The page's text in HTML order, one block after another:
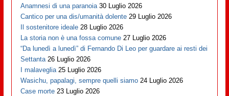
Anamnesi di una paranoia 30 Luglio 2026
Cantico per una dis/umanità dolente 29 Luglio 2026
Il sostenitore ideale 28 Luglio 2026
La storia non è una fossa comune 27 Luglio 2026
“Da lunedì a lunedì” di Fernando Di Leo per guardare ai resti dei
Settanta 26 Luglio 2026
I malaveglia 25 Luglio 2026
Wasichu, papalagi, sempre quelli siamo 24 Luglio 2026
Case morte 23 Luglio 2026